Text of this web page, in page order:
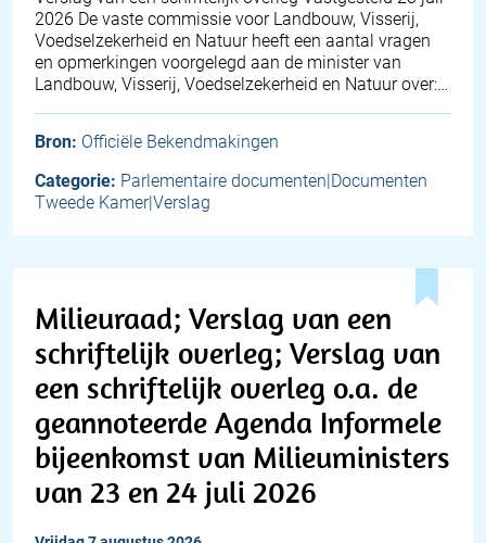
2026 De vaste commissie voor Landbouw, Visserij,
Voedselzekerheid en Natuur heeft een aantal vragen
en opmerkingen voorgelegd aan de minister van
Landbouw, Visserij, Voedselzekerheid en Natuur over:…
Bron: Officiële Bekendmakingen
Categorie: Parlementaire documenten|Documenten
Tweede Kamer|Verslag
Milieuraad; Verslag van een
schriftelijk overleg; Verslag van
een schriftelijk overleg o.a. de
geannoteerde Agenda Informele
bijeenkomst van Milieuministers
van 23 en 24 juli 2026